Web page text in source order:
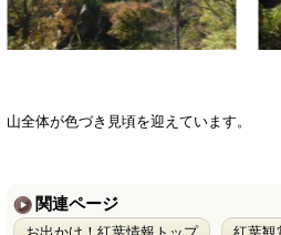
山全体が色づき見頃を迎えています。
関連ページ